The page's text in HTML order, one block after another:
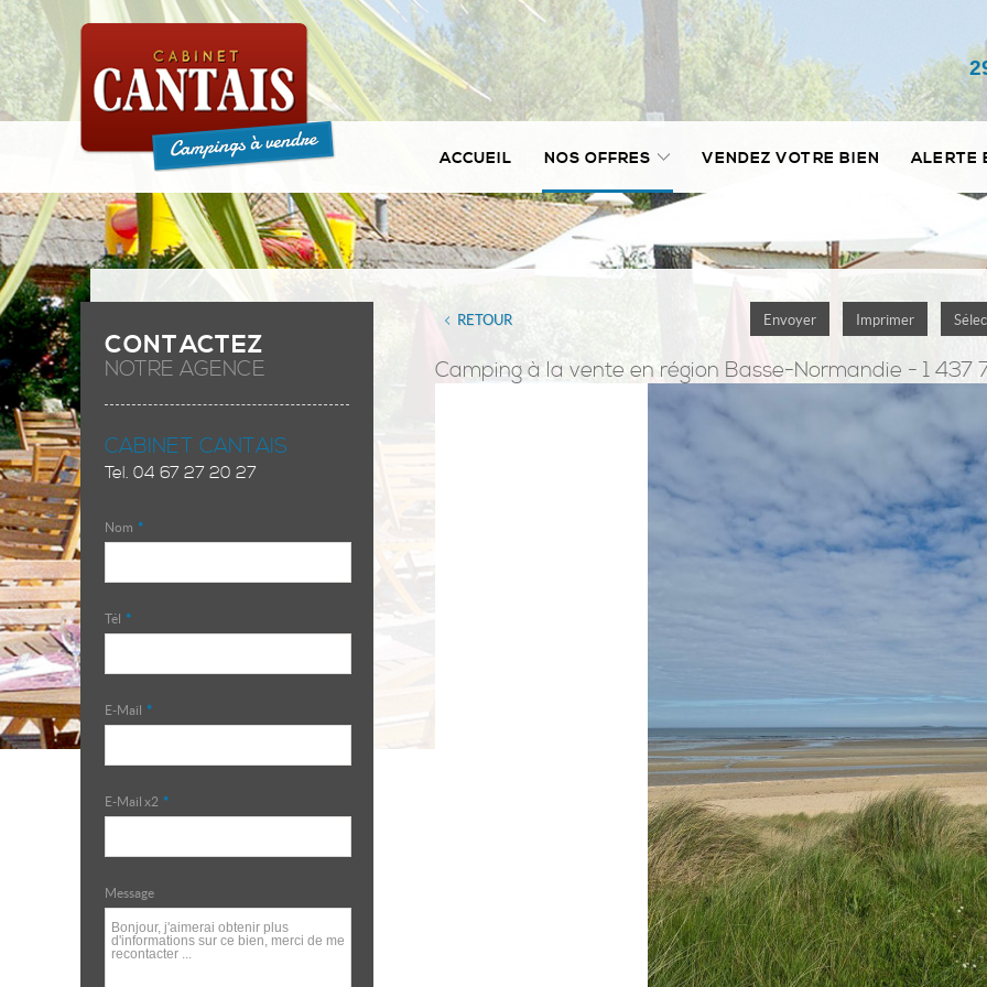
ACCUEIL NOS OFFRES VENDEZ VOTRE BIEN ALERTE
RETOUR Envoyer Imprimer
Campingà la vente en région Basse-Normandie - 1 437
CONTACTEZ
NOTRE AGENCE
CABINET CANTAIS
Tel. 04 67 27 20 27
Nom *
Tél *
E-Mail *
E-Mail x2 *
Message